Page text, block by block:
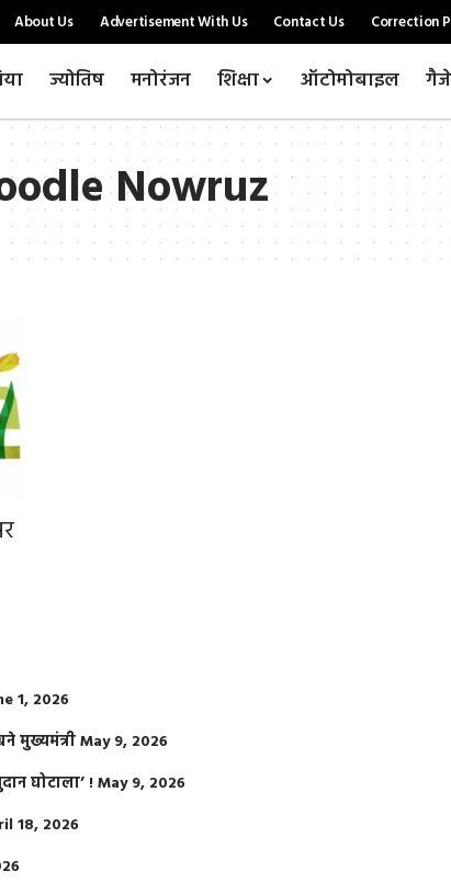
About Us Advertisement With Us Contact Us Correction
ज्योतिष मनोरंजन शिक्षा ऑटोमोबाइल
Nowruz
1, 2026
मुख्यमंत्रीMay 9, 2026
घोटाला’ !May 9, 2026
18, 2026